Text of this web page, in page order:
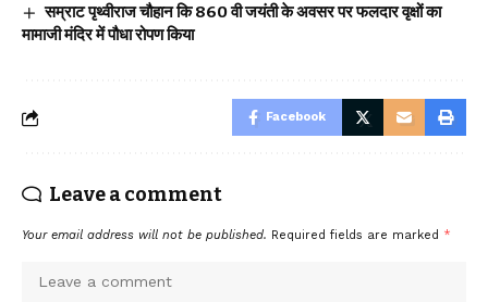
सम्राट पृथ्वीराज चौहान कि 860 वी जयंती के अवसर पर फलदार वृक्षों का
मामाजी मंदिर में पौधा रोपण किया
Facebook
Leave a comment
Your email address will not be published. Required fields are marked *